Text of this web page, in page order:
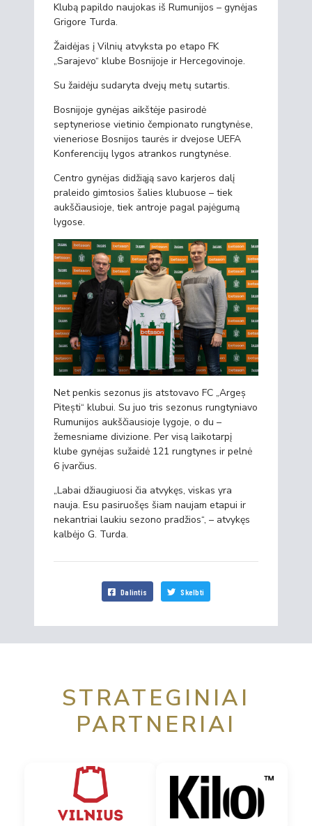
Klubą papildo naujokas iš Rumunijos – gynėjas
Grigore Turda.
Žaidėjas į Vilnių atvyksta po etapo FK
„Sarajevo“ klube Bosnijoje ir Hercegovinoje.
Su žaidėju sudaryta dvejų metų sutartis.
Bosnijoje gynėjas aikštėje pasirodė
septyneriose vietinio čempionato rungtynėse,
vieneriose Bosnijos taurės ir dvejose UEFA
Konferencijų lygos atrankos rungtynėse.
Centro gynėjas didžiąją savo karjeros dalį
praleido gimtosios šalies klubuose – tiek
aukščiausioje, tiek antroje pagal pajėgumą
lygose.
Net penkis sezonus jis atstovavo FC „Argeș
Pitești“ klubui. Su juo tris sezonus rungtyniavo
Rumunijos aukščiausioje lygoje, o du –
žemesniame divizione. Per visą laikotarpį
klube gynėjas sužaidė 121 rungtynes ir pelnė
6 įvarčius.
„Labai džiaugiuosi čia atvykęs, viskas yra
nauja. Esu pasiruošęs šiam naujam etapui ir
nekantriai laukiu sezono pradžios“, – atvykęs
kalbėjo G. Turda.
Dalintis Skelbti
STRATEGINIAI
PARTNERIAI